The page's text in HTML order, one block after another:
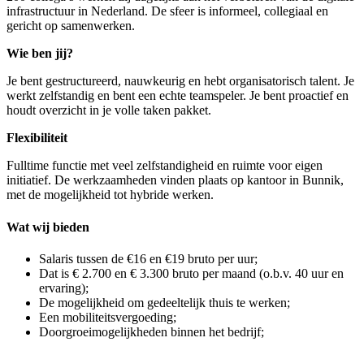
infrastructuur in Nederland. De sfeer is informeel, collegiaal en
gericht op samenwerken.
Wie ben jij?
Je bent gestructureerd, nauwkeurig en hebt organisatorisch talent. Je
werkt zelfstandig en bent een echte teamspeler. Je bent proactief en
houdt overzicht in je volle taken pakket.
Flexibiliteit
Fulltime functie met veel zelfstandigheid en ruimte voor eigen
initiatief. De werkzaamheden vinden plaats op kantoor in Bunnik,
met de mogelijkheid tot hybride werken.
Wat wij bieden
Salaris tussen de €16 en €19 bruto per uur;
Dat is € 2.700 en € 3.300 bruto per maand (o.b.v. 40 uur en
ervaring);
De mogelijkheid om gedeeltelijk thuis te werken;
Een mobiliteitsvergoeding;
Doorgroeimogelijkheden binnen het bedrijf;